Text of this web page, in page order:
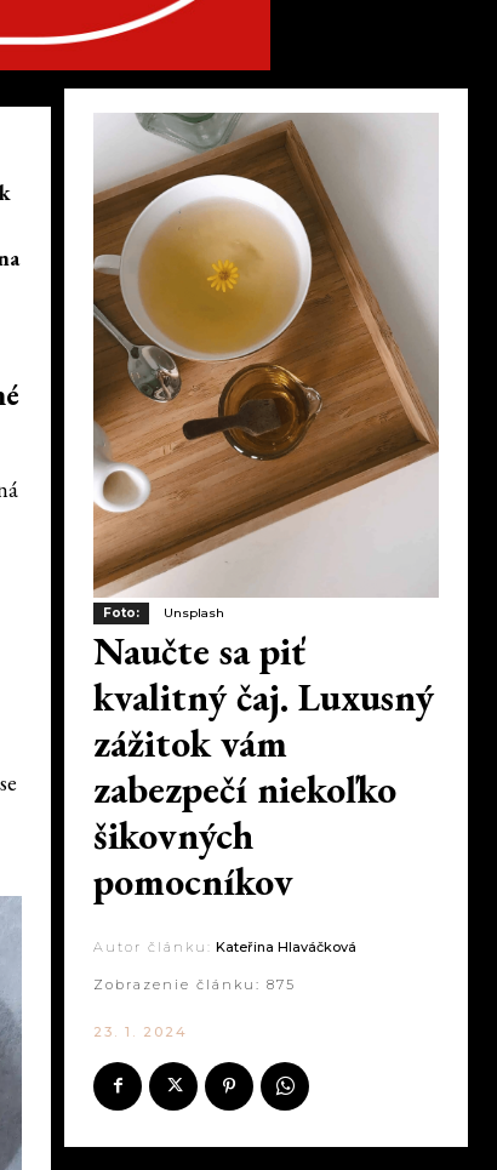
Foto: Unsplash
Naučte sa piť
kvalitný čaj. Luxusný
zážitok vám
zabezpečí niekoľko
šikovných
pomocníkov
Autor článku: Kateřina Hlaváčková
Zobrazenie článku: 875
23. 1. 2024